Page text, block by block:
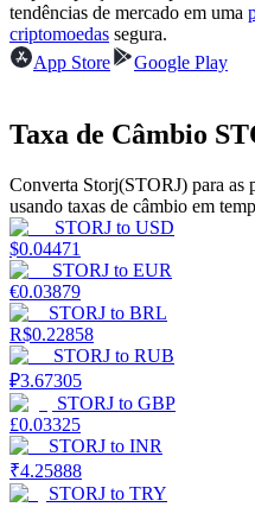
Ganhe recompensas
Estacamento
Altos retornos e acesso
tendências de mercado em uma
criptomoedas segura.
App Store
Google Play
Taxa de Câmbio
Converta Storj(STORJ) para as
usando taxas de câmbio em
STORJ to USD
$0.04471
STORJ to EUR
€0.03879
STORJ to BRL
R$0.22858
STORJ to RUB
₽3.67305
STORJ to GBP
£0.03325
STORJ to INR
₹4.25888
STORJ to TRY